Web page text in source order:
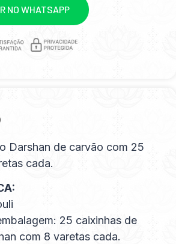
NO WHATSAPP
Darshan de carvão com 25
cada.
25 caixinhas de
com 8 varetas cada.